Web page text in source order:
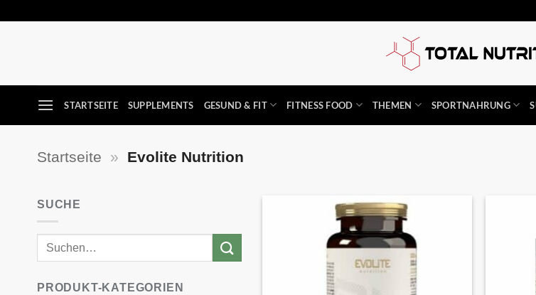
STARTSEITE SUPPLEMENTS GESUND & FIT FITNESS FOOD THEMEN SPORTNAHRUNG
Startseite » Evolite Nutrition
SUCHE
PRODUKT-KATEGORIEN
Wunschliste